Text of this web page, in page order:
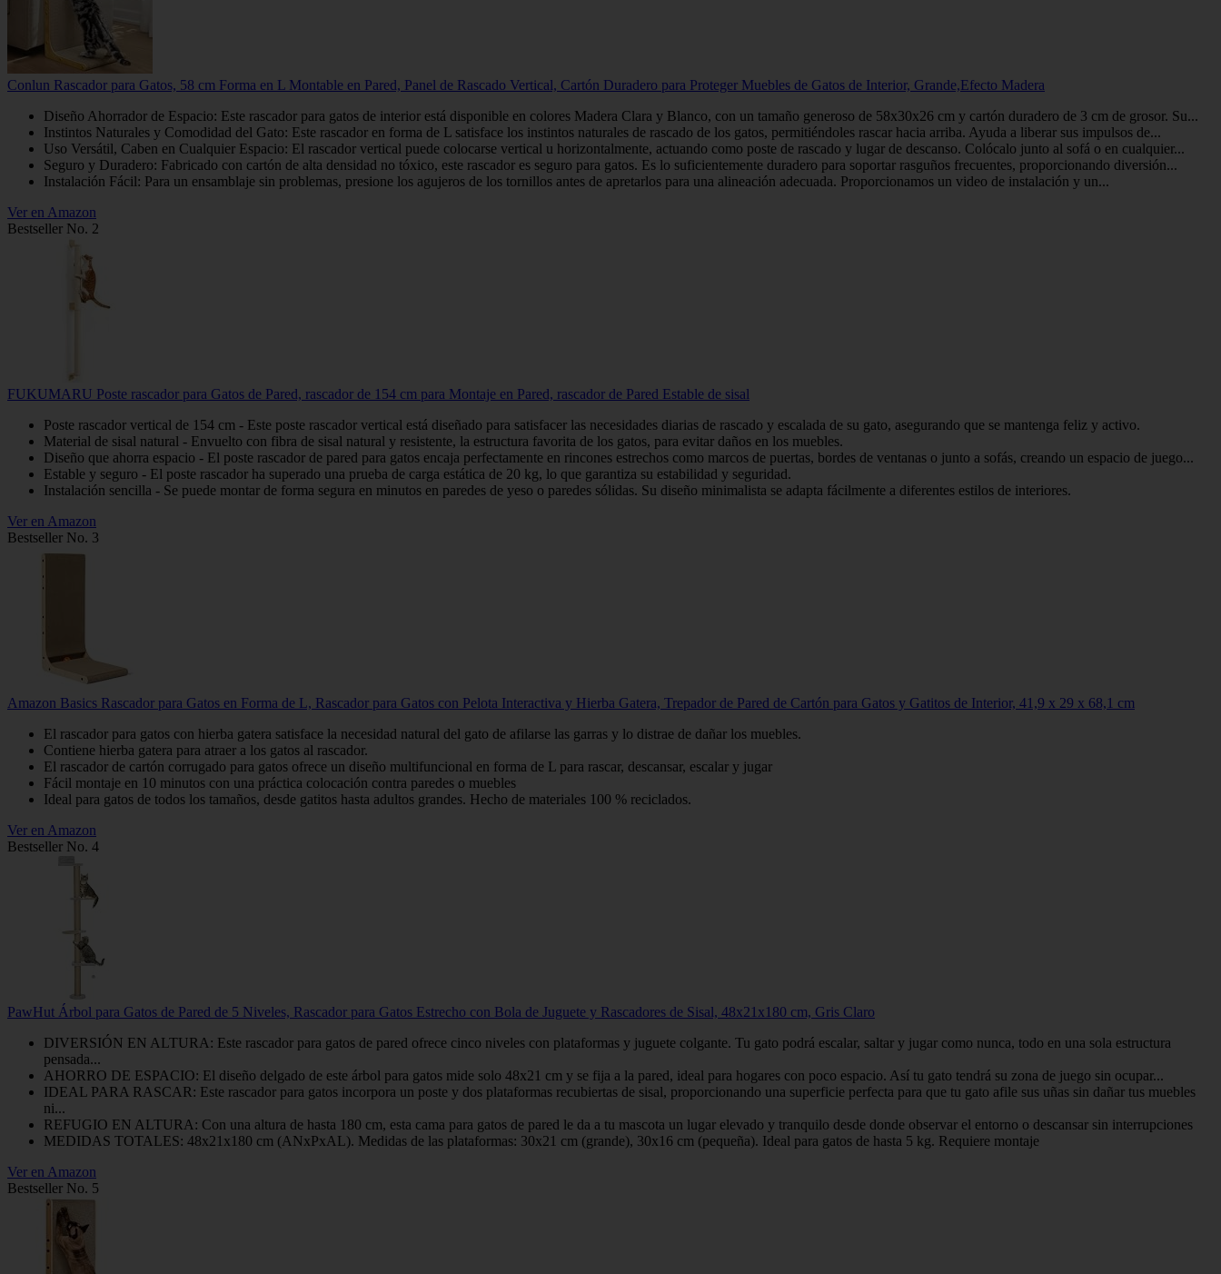
Conlun Rascador para Gatos, 58 cm Forma en L Montable en Pared, Panel de Rascado Vertical, Cartón Duradero para Proteger Muebles de Gatos de Interior, Grande,Efecto Madera
Diseño Ahorrador de Espacio: Este rascador para gatos de interior está disponible en colores Madera Clara y Blanco, con un tamaño generoso de 58x30x26 cm y cartón duradero de 3 cm de grosor. Su...
Instintos Naturales y Comodidad del Gato: Este rascador en forma de L satisface los instintos naturales de rascado de los gatos, permitiéndoles rascar hacia arriba. Ayuda a liberar sus impulsos de...
Uso Versátil, Caben en Cualquier Espacio: El rascador vertical puede colocarse vertical u horizontalmente, actuando como poste de rascado y lugar de descanso. Colócalo junto al sofá o en cualquier...
Seguro y Duradero: Fabricado con cartón de alta densidad no tóxico, este rascador es seguro para gatos. Es lo suficientemente duradero para soportar rasguños frecuentes, proporcionando diversión...
Instalación Fácil: Para un ensamblaje sin problemas, presione los agujeros de los tornillos antes de apretarlos para una alineación adecuada. Proporcionamos un video de instalación y un...
Ver en Amazon
Bestseller No. 2
FUKUMARU Poste rascador para Gatos de Pared, rascador de 154 cm para Montaje en Pared, rascador de Pared Estable de sisal
Poste rascador vertical de 154 cm - Este poste rascador vertical está diseñado para satisfacer las necesidades diarias de rascado y escalada de su gato, asegurando que se mantenga feliz y activo.
Material de sisal natural - Envuelto con fibra de sisal natural y resistente, la estructura favorita de los gatos, para evitar daños en los muebles.
Diseño que ahorra espacio - El poste rascador de pared para gatos encaja perfectamente en rincones estrechos como marcos de puertas, bordes de ventanas o junto a sofás, creando un espacio de juego...
Estable y seguro - El poste rascador ha superado una prueba de carga estática de 20 kg, lo que garantiza su estabilidad y seguridad.
Instalación sencilla - Se puede montar de forma segura en minutos en paredes de yeso o paredes sólidas. Su diseño minimalista se adapta fácilmente a diferentes estilos de interiores.
Ver en Amazon
Bestseller No. 3
Amazon Basics Rascador para Gatos en Forma de L, Rascador para Gatos con Pelota Interactiva y Hierba Gatera, Trepador de Pared de Cartón para Gatos y Gatitos de Interior, 41,9 x 29 x 68,1 cm
El rascador para gatos con hierba gatera satisface la necesidad natural del gato de afilarse las garras y lo distrae de dañar los muebles.
Contiene hierba gatera para atraer a los gatos al rascador.
El rascador de cartón corrugado para gatos ofrece un diseño multifuncional en forma de L para rascar, descansar, escalar y jugar
Fácil montaje en 10 minutos con una práctica colocación contra paredes o muebles
Ideal para gatos de todos los tamaños, desde gatitos hasta adultos grandes. Hecho de materiales 100 % reciclados.
Ver en Amazon
Bestseller No. 4
PawHut Árbol para Gatos de Pared de 5 Niveles, Rascador para Gatos Estrecho con Bola de Juguete y Rascadores de Sisal, 48x21x180 cm, Gris Claro
DIVERSIÓN EN ALTURA: Este rascador para gatos de pared ofrece cinco niveles con plataformas y juguete colgante. Tu gato podrá escalar, saltar y jugar como nunca, todo en una sola estructura
pensada...
AHORRO DE ESPACIO: El diseño delgado de este árbol para gatos mide solo 48x21 cm y se fija a la pared, ideal para hogares con poco espacio. Así tu gato tendrá su zona de juego sin ocupar...
IDEAL PARA RASCAR: Este rascador para gatos incorpora un poste y dos plataformas recubiertas de sisal, proporcionando una superficie perfecta para que tu gato afile sus uñas sin dañar tus muebles
ni...
REFUGIO EN ALTURA: Con una altura de hasta 180 cm, esta cama para gatos de pared le da a tu mascota un lugar elevado y tranquilo desde donde observar el entorno o descansar sin interrupciones
MEDIDAS TOTALES: 48x21x180 cm (ANxPxAL). Medidas de las plataformas: 30x21 cm (grande), 30x16 cm (pequeña). Ideal para gatos de hasta 5 kg. Requiere montaje
Ver en Amazon
Bestseller No. 5